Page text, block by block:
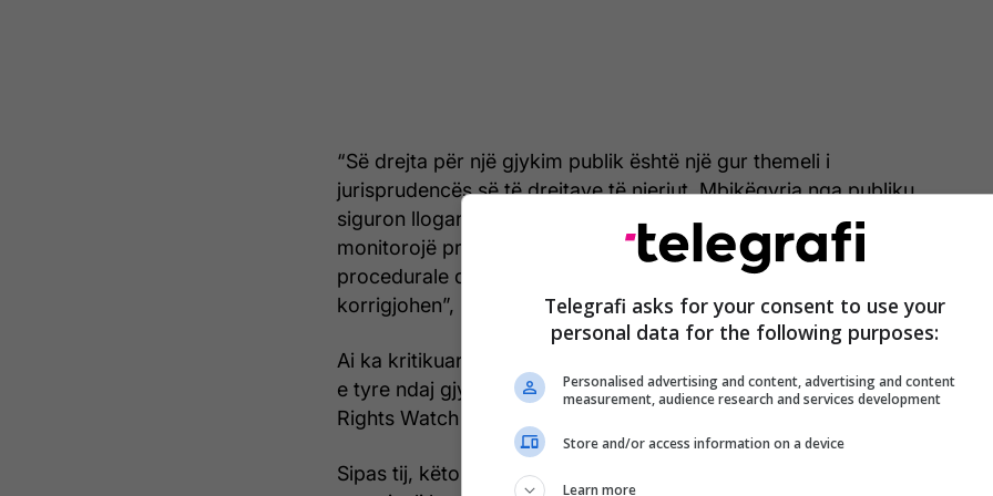
“Së drejta për një gjykim publik është një gur themeli i
jurisprudencës së të drejtave të njeriut. Mbikëqyrja nga publiku
siguron llogaridhënie institucionale, duke i mundësuar publikut të
monitorojë prokurorët dhe gjykatat, në mënyrë që shkeljet
procedurale dhe materiale të mund të identifikohen dhe
korrigjohen”, ka deklaruar ai.
Ai ka kritikuar gjithashtu disa organizata ndërkombëtare për qasjen
e tyre ndaj gjykatave ndërkombëtare, duke përmendur Human
Rights Watch dhe Amnesty International.
Sipas tij, këto organizata shpesh ndryshojnë qëndrim kur kalojnë
Telegrafi asks for your consent to use your
personal data for the following purposes:
Personalised advertising and content, advertising and content
measurement, audience research and services development
Store and/or access information on a device
Learn more